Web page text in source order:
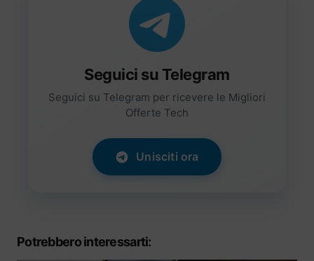
Seguici su Telegram
Seguici su Telegram per ricevere le Migliori
Offerte Tech
Unisciti ora
Potrebbero interessarti: